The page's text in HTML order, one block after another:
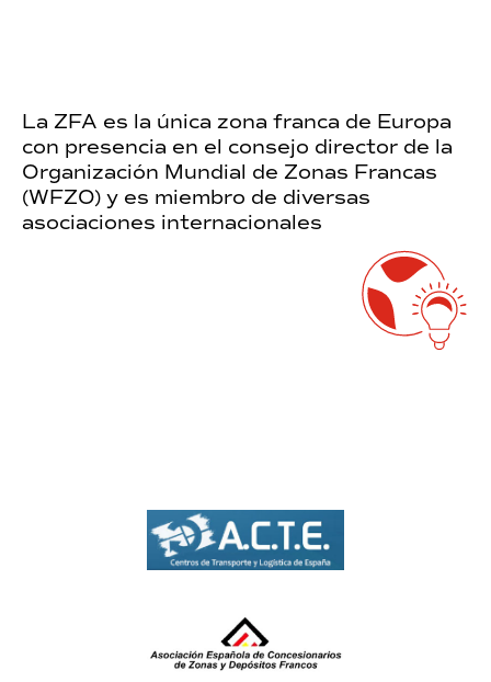
La ZFA es la única zona franca de Europa
con presencia en el consejo director de la
Organización Mundial de Zonas Francas
(WFZO) y es miembro de diversas
asociaciones internacionales